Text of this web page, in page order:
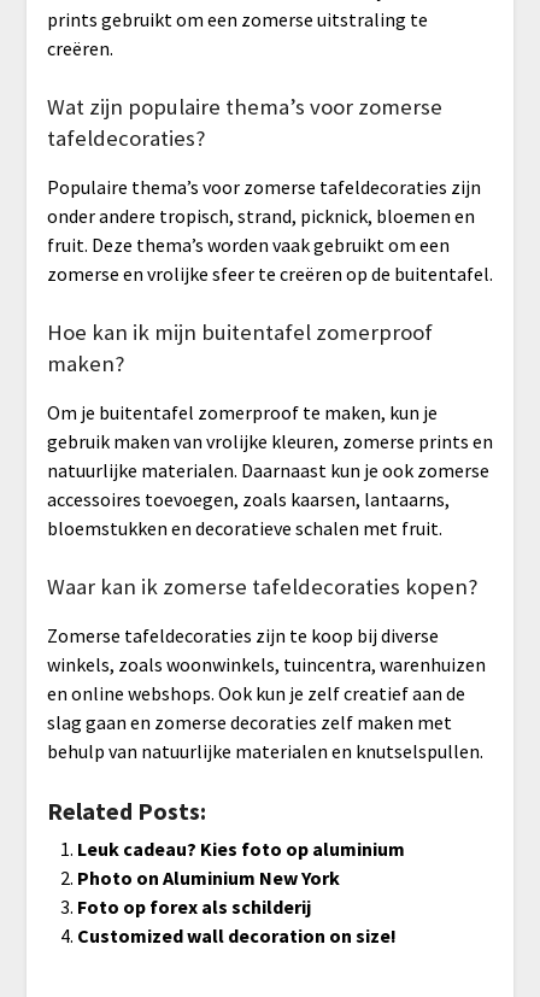
prints gebruikt om een zomerse uitstraling te
creëren.
Wat zijn populaire thema’s voor zomerse
tafeldecoraties?
Populaire thema’s voor zomerse tafeldecoraties zijn
onder andere tropisch, strand, picknick, bloemen en
fruit. Deze thema’s worden vaak gebruikt om een
zomerse en vrolijke sfeer te creëren op de buitentafel.
Hoe kan ik mijn buitentafel zomerproof
maken?
Om je buitentafel zomerproof te maken, kun je
gebruik maken van vrolijke kleuren, zomerse prints en
natuurlijke materialen. Daarnaast kun je ook zomerse
accessoires toevoegen, zoals kaarsen, lantaarns,
bloemstukken en decoratieve schalen met fruit.
Waar kan ik zomerse tafeldecoraties kopen?
Zomerse tafeldecoraties zijn te koop bij diverse
winkels, zoals woonwinkels, tuincentra, warenhuizen
en online webshops. Ook kun je zelf creatief aan de
slag gaan en zomerse decoraties zelf maken met
behulp van natuurlijke materialen en knutselspullen.
Related Posts:
Leuk cadeau? Kies foto op aluminium
Photo on Aluminium New York
Foto op forex als schilderij
Customized wall decoration on size!